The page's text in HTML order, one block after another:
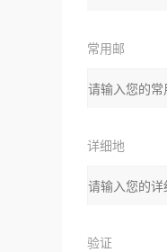
常用邮
箱：
详细地
址：
验证